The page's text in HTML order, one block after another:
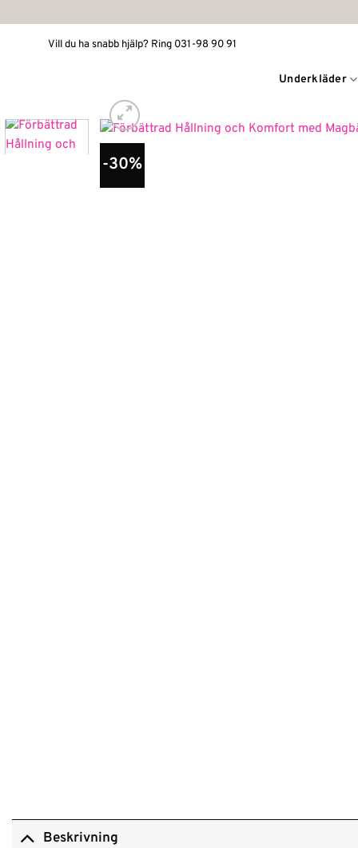
to
Vill du ha snabb hjälp? Ring 031-98 90 91
Underkläder
-30%
Beskrivning